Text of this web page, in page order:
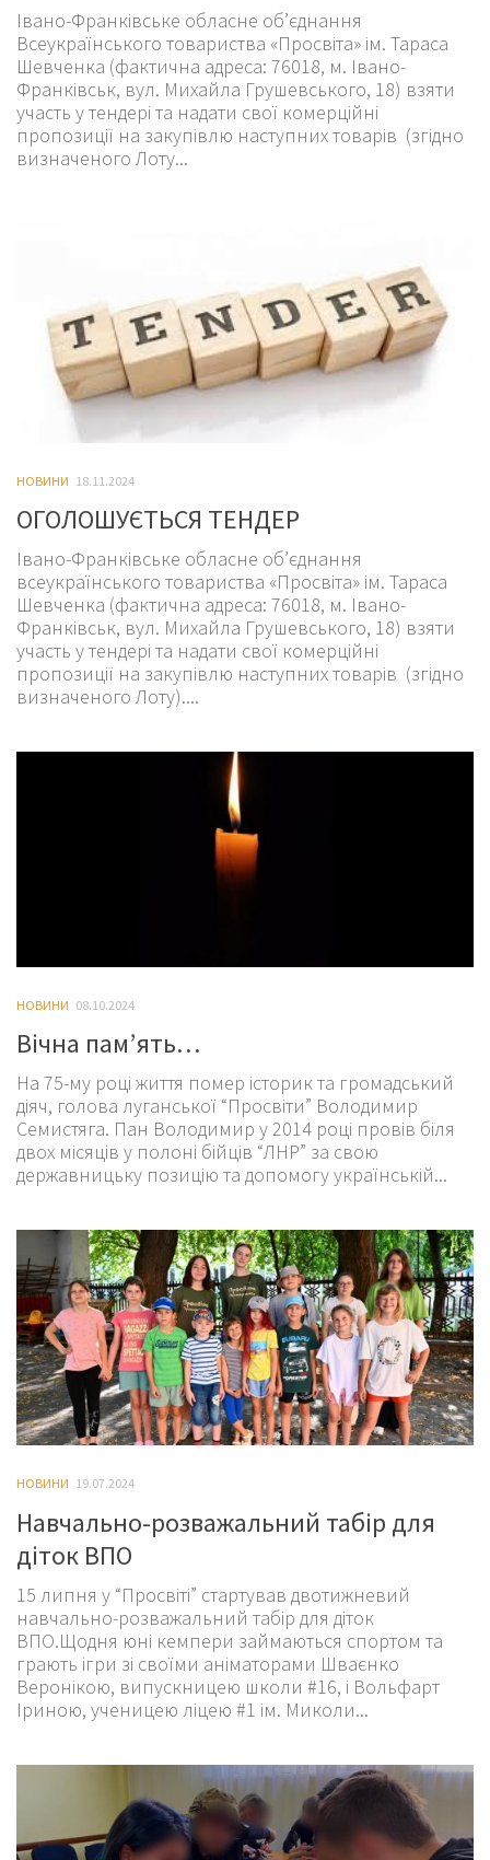
Івано-Франківське обласне об’єднання
Всеукраїнського товариства «Просвіта» ім. Тараса
Шевченка (фактична адреса: 76018, м. Івано-
Франківськ, вул. Михайла Грушевського, 18) взяти
участь у тендері та надати свої комерційні
пропозиції на закупівлю наступних товарів (згідно
визначеного Лоту...
НОВИНИ 18.11.2024
ОГОЛОШУЄТЬСЯ ТЕНДЕР
Івано-Франківське обласне об’єднання
всеукраїнського товариства «Просвіта» ім. Тараса
Шевченка (фактична адреса: 76018, м. Івано-
Франківськ, вул. Михайла Грушевського, 18) взяти
участь у тендері та надати свої комерційні
пропозиції на закупівлю наступних товарів (згідно
визначеного Лоту)....
НОВИНИ 08.10.2024
Вічна пам’ять…
На 75-му році життя помер історик та громадський
діяч, голова луганської “Просвіти” Володимир
Семистяга. Пан Володимир у 2014 році провів біля
двох місяців у полоні бійців “ЛНР” за свою
державницьку позицію та допомогу українській...
НОВИНИ 19.07.2024
Навчально-розважальний табір для
діток ВПО
15 липня у “Просвіті” стартував двотижневий
навчально-розважальний табір для діток
ВПО.Щодня юні кемпери займаються спортом та
грають ігри зі своїми аніматорами Шваєнко
Веронікою, випускницею школи #16, і Вольфарт
Іриною, ученицею ліцею #1 ім. Миколи...